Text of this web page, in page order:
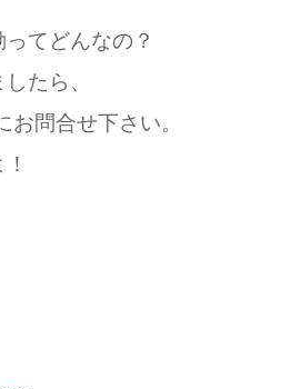
てどんなの？
たら、
お問合せ下さい。